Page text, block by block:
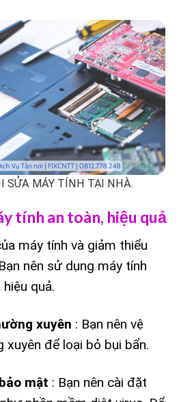
SỬA MÁY TÍNH TẠI NHÀ.
tính an toàn, hiệu quả
máy tính và giảm thiểu
nên sử dụng máy tính
quả.
xuyên : Bạn nên vệ
xuyên để loại bỏ bụi bẩn.
mật : Bạn nên cài đặt